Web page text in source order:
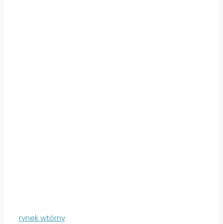
rynek wtórny